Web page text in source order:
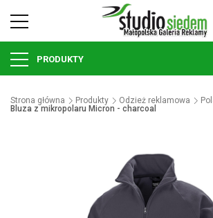
PRODUKTY
Strona główna Produkty Odzież reklamowa
Bluza z mikropolaru Micron - charcoal